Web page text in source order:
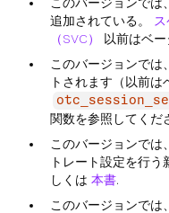
追加されている。
（SVC）
以前はベー
このバージョンでは
トされます（以前
関数を参照してくだ
このバージョンでは
トレート設定を行
しくは 本書.
このバージョンでは